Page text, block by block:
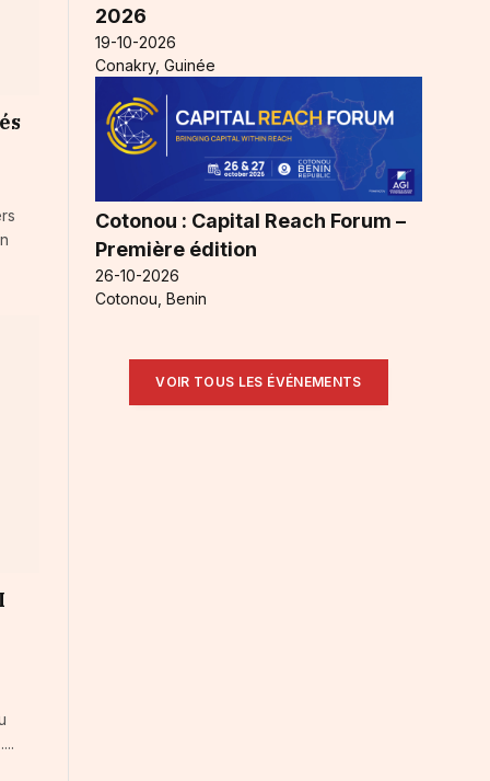
2026
19-10-2026
Conakry, Guinée
Cotonou : Capital Reach Forum –
Première édition
26-10-2026
Cotonou, Benin
VOIR TOUS LES ÉVÉNEMENTS